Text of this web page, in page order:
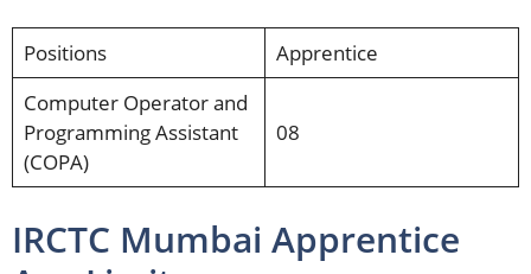
Positions
Apprentice
Computer Operator and
Programming Assistant
(COPA)
08
IRCTC Mumbai Apprentice